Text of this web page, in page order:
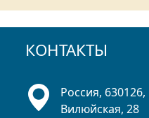
КОНТАКТЫ
Россия,
Вилюйская, 28